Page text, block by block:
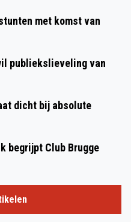
met komst van
publiekslieveling van
dicht bij absolute
begrijpt Club Brugge